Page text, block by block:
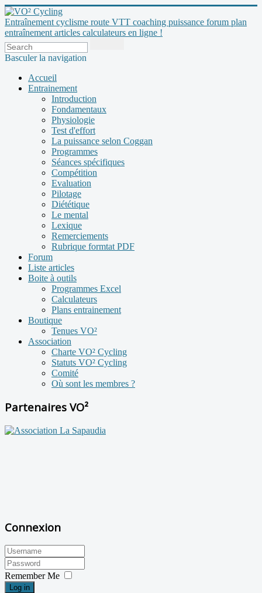
Entraînement cyclisme route VTT coaching puissance forum plan
entraînement articles calculateurs en ligne !
Basculer la navigation
Accueil
Entrainement
Introduction
Fondamentaux
Physiologie
Test d'effort
La puissance selon Coggan
Programmes
Séances spécifiques
Compétition
Evaluation
Pilotage
Diététique
Le mental
Lexique
Remerciements
Rubrique formtat PDF
Forum
Liste articles
Boite à outils
Programmes Excel
Calculateurs
Plans entrainement
Boutique
Tenues VO²
Association
Charte VO² Cycling
Statuts VO² Cycling
Comité
Où sont les membres ?
Partenaires VO²
Connexion
Remember Me
Log in